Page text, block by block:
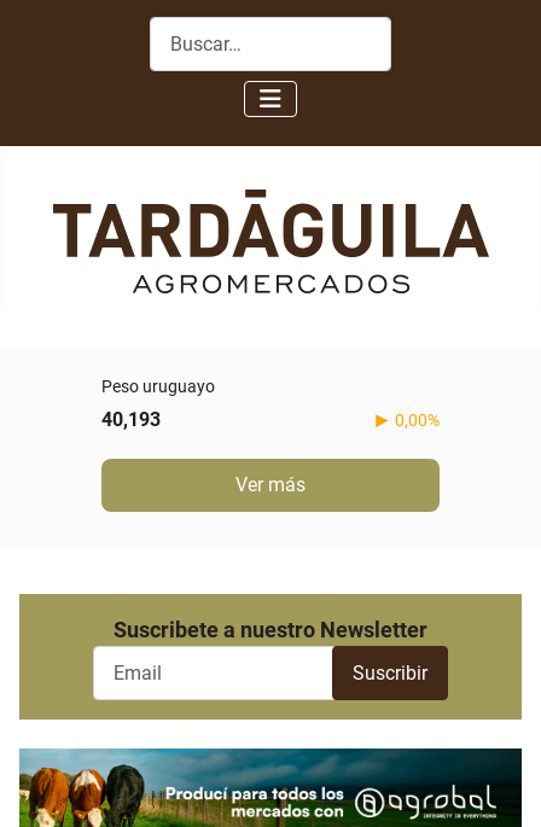
Buscar
Peso uruguayo
40,193 0,00%
Ver más
Suscribete a nuestro Newsletter